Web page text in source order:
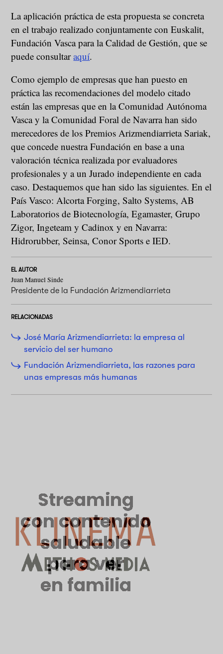
La aplicación práctica de esta propuesta se concreta
en el trabajo realizado conjuntamente con Euskalit,
Fundación Vasca para la Calidad de Gestión, que se
puede consultaraquí.
Como ejemplo de empresas que han puesto en
práctica las recomendaciones del modelo citado
están las empresas que en la Comunidad Autónoma
Vasca y la Comunidad Foral de Navarra han sido
merecedores de los Premios Arizmendiarrieta Sariak,
que concede nuestra Fundación en base a una
valoración técnica realizada por evaluadores
profesionales y a un Jurado independiente en cada
caso. Destaquemos que han sido las siguientes. En el
País Vasco: Alcorta Forging, Salto Systems, AB
Laboratorios de Biotecnología, Egamaster, Grupo
Zigor, Ingeteam y Cadinox y en Navarra:
Hidrorubber, Seinsa, Conor Sports e IED.
EL AUTOR
Juan Manuel Sinde
Presidente de la Fundación Arizmendiarrieta
RELACIONADAS
José María Arizmendiarrieta: la empresa al
servicio del ser humano
Fundación Arizmendiarrieta, las razones para
unas empresas más humanas